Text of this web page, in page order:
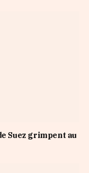
Suez grimpent au